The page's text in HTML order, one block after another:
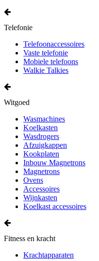
Telefonie
Telefoonaccessoires
Vaste telefonie
Mobiele telefoons
Walkie Talkies
Witgoed
Wasmachines
Koelkasten
Wasdrogers
Afzuigkappen
Kookplaten
Inbouw Magnetrons
Magnetrons
Ovens
Accessoires
Wijnkasten
Koelkast accessoires
Fitness en kracht
Krachtapparaten